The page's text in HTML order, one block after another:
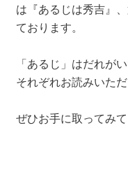
は『あるじは秀吉』
ております。
「あるじ」はだれが
それぞれお読みいた
ぜひお手に取ってみて